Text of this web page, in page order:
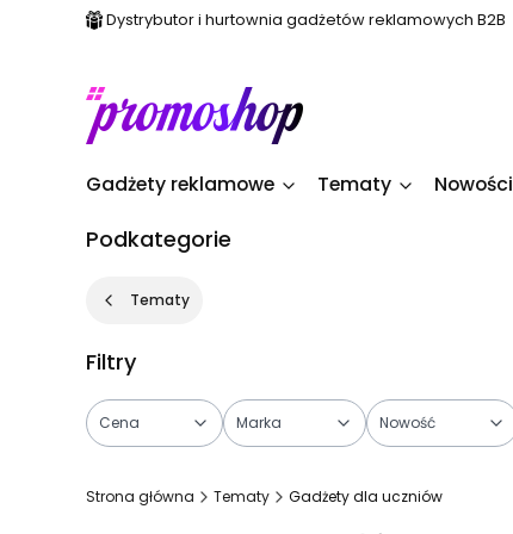
Dystrybutor i hurtownia gadżetów reklamowych B2B
Gadżety reklamowe Tematy Nowości
Podkategorie
Tematy
Filtry
Cena Marka Nowość
Strona główna Tematy Gadżety dla uczniów